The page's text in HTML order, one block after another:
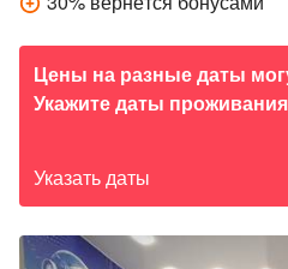
Цены на разные даты
Укажите даты
Указать даты